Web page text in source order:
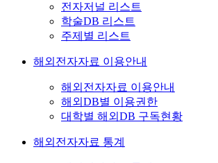
전자저널 리스트
학술DB 리스트
주제별 리스트
해외전자자료 이용안내
해외전자자료 이용안내
해외DB별 이용권한
대학별 해외DB 구독현황
해외전자자료 통계